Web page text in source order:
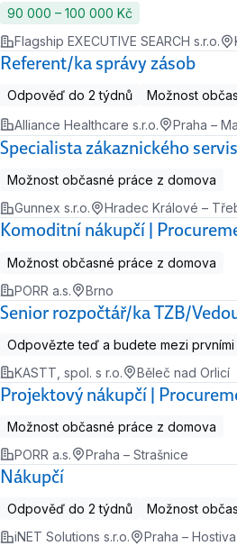
90 000 ‍–‍ 100 000 Kč
Flagship EXECUTIVE SEARCH s.r.o.
Referent/ka správy zásob
Odpověď do 2 týdnů
Možnost
Alliance Healthcare s.r.o.
Praha –
Specialista zákaznického
Možnost občasné práce z domova
Gunnex s.r.o.
Hradec Králové –
Komoditní nákupčí |
Možnost občasné práce z domova
PORR a.s.
Brno
Senior rozpočtář/ka TZB/
Odpovězte teď a budete mezi prvními
KASTT, spol. s r.o.
Běleč nad Orlicí
Projektový nákupčí |
Možnost občasné práce z domova
PORR a.s.
Praha – Strašnice
Nákupčí
Odpověď do 2 týdnů
Možnost
iNET Solutions s.r.o.
Praha –